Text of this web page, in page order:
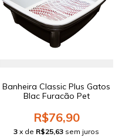
Banheira Classic Plus Gatos
Blac Furacão Pet
R$76,90
3 x de R$25,63 sem juros